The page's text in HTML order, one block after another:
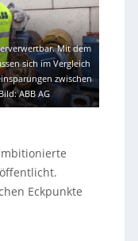
Mit dem
sich im Vergleich
zwischen
Bild: ABB AG
Eckpunkte